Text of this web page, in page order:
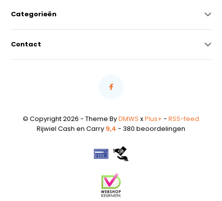
Categorieën
Contact
© Copyright 2026 - Theme ByDMWS xPlus+ - RSS-feed
Rijwiel Cash en Carry 9,4 - 380 beoordelingen